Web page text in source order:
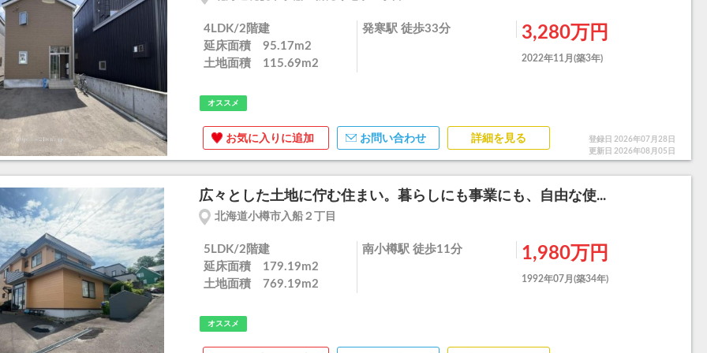
4LDK/2階建
延床面積 95.17m2
土地面積 115.69m2
発寒駅 徒歩33分 3,280万円
2022年11月(築3年)
オススメ
お気に入りに追加 お問い合わせ 詳細を見る
登録日 2026年07月28日
更新日 2026年08月05日
広々とした土地に佇む住まい。暮らしにも事業にも、自由な使...
北海道小樽市入船２丁目
5LDK/2階建
延床面積 179.19m2
土地面積 769.19m2
南小樽駅 徒歩11分 1,980万円
1992年07月(築34年)
オススメ